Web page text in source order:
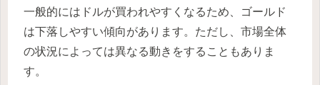
一般的にはドルが買われやすくなるため、ゴールド
は下落しやすい傾向があります。ただし、市場全体
の状況によっては異なる動きをすることもありま
す。